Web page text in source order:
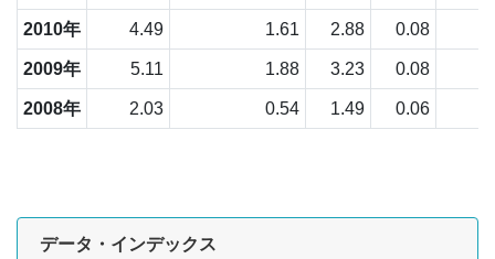
2010年 4.49 1.61 2.88 0.08
2009年 5.11 1.88 3.23 0.08
2008年 2.03 0.54 1.49 0.06
データ・インデックス